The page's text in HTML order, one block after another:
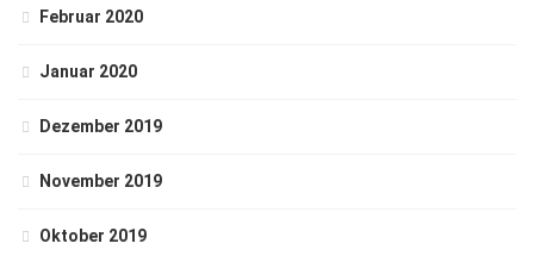
Februar 2020
Januar 2020
Dezember 2019
November 2019
Oktober 2019